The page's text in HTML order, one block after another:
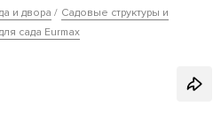
и двора
Садовые структуры и
сада Eurmax